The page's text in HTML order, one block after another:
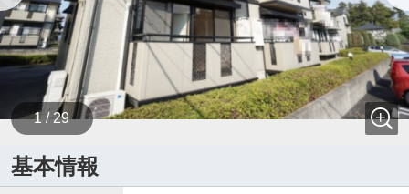
1 / 29
基本情報